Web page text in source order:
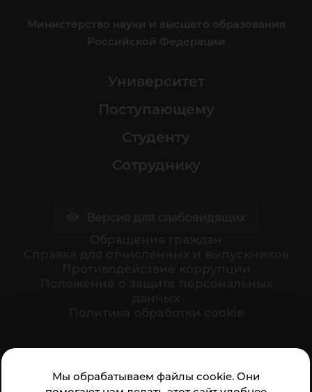
Мы обрабатываем файлы cookie. Они
Министерство науки и высшего образования
Российской Федерации
Университет
Поступающему
Студенту
Сотруднику
организации: